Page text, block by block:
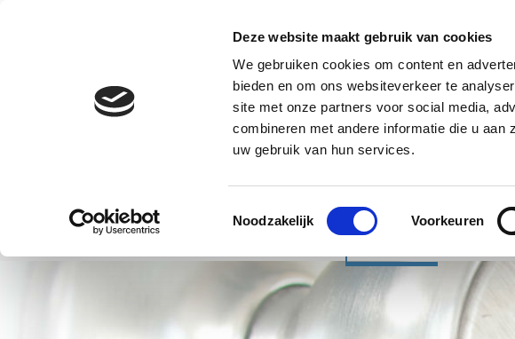
Deze website maakt gebruik van cookies
We gebruiken cookies om content en
bieden en om ons websiteverkeer te
site met onze partners voor social media,
combineren met andere informatie die u
uw gebruik van hun services.
Toestemmingsselectie
Noodzakelijk Voorkeuren